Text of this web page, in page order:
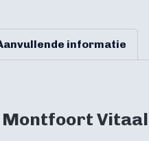
informatie
Vitaal